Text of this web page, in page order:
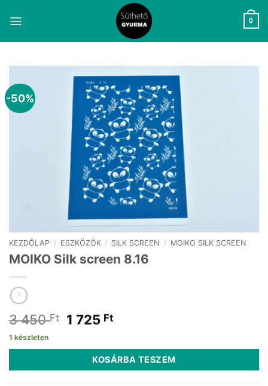
0
-50%
KEZDŐLAP / ESZKÖZÖK / SILK SCREEN / MOIKO SILK SCREEN
MOIKO Silk screen 8.16
3 450Ft
Original
was:
450 Ft.
1 725 FtCurrent
is:
1
725 Ft.
1 készleten
KOSÁRBA TESZEM